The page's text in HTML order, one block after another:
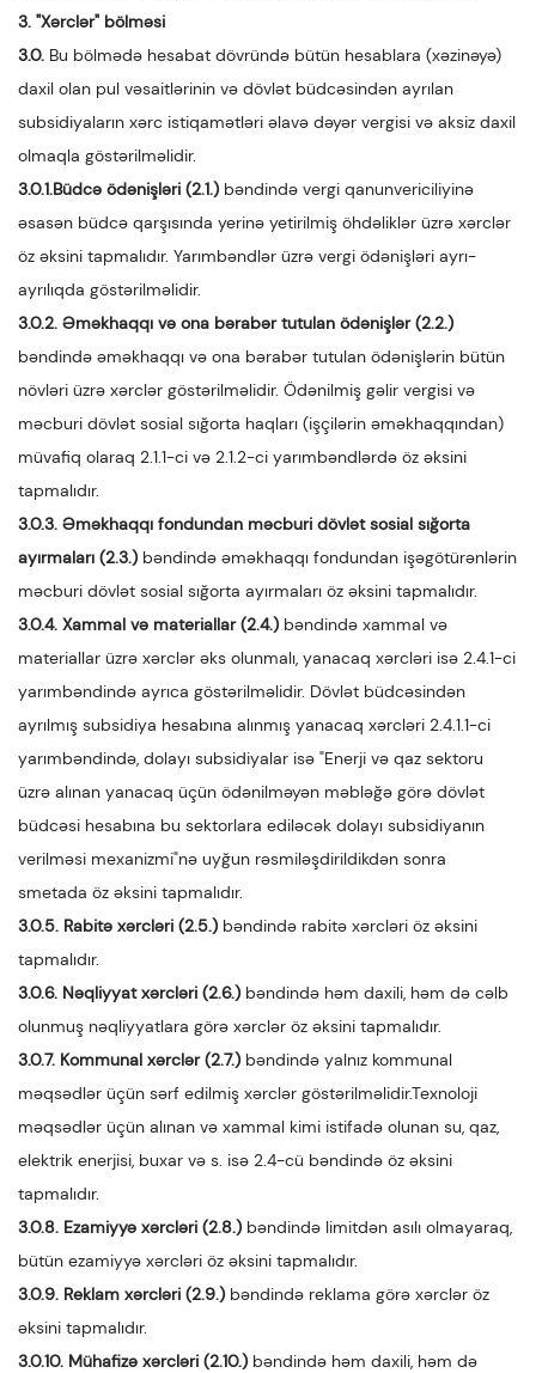
3. "Xərclər" bölməsi
3.0. Bu bölmədə hesabat dövründə bütün hesablara (xəzinəyə)
daxil olan pul vəsaitlərinin və dövlət büdcəsindən ayrılan
subsidiyaların xərc istiqamətləri əlavə dəyər vergisi və aksiz daxil
olmaqla göstərilməlidir.
3.0.1.Büdcə ödənişləri (2.1.) bəndində vergi qanunvericiliyinə
əsasən büdcə qarşısında yerinə yetirilmiş öhdəliklər üzrə xərclər
öz əksini tapmalıdır. Yarımbəndlər üzrə vergi ödənişləri ayrı-
ayrılıqda göstərilməlidir.
3.0.2. Əməkhaqqı və ona bərabər tutulan ödənişlər (2.2.)
bəndində əməkhaqqı və ona bərabər tutulan ödənişlərin bütün
növləri üzrə xərclər göstərilməlidir. Ödənilmiş gəlir vergisi və
məcburi dövlət sosial sığorta haqları (işçilərin əməkhaqqından)
müvafiq olaraq 2.1.1-ci və 2.1.2-ci yarımbəndlərdə öz əksini
tapmalıdır.
3.0.3. Əməkhaqqı fondundan məcburi dövlət sosial sığorta
ayırmaları (2.3.) bəndində əməkhaqqı fondundan işəgötürənlərin
məcburi dövlət sosial sığorta ayırmaları öz əksini tapmalıdır.
3.0.4. Xammal və materiallar (2.4.) bəndində xammal və
materiallar üzrə xərclər əks olunmalı, yanacaq xərcləri isə 2.4.1-ci
yarımbəndində ayrıca göstərilməlidir. Dövlət büdcəsindən
ayrılmış subsidiya hesabına alınmış yanacaq xərcləri 2.4.1.1-ci
yarımbəndində, dolayı subsidiyalar isə "Enerji və qaz sektoru
üzrə alınan yanacaq üçün ödənilməyən məbləğə görə dövlət
büdcəsi hesabına bu sektorlara ediləcək dolayı subsidiyanın
verilməsi mexanizmi"nə uyğun rəsmiləşdirildikdən sonra
smetada öz əksini tapmalıdır.
3.0.5. Rabitə xərcləri (2.5.) bəndində rabitə xərcləri öz əksini
tapmalıdır.
3.0.6. Nəqliyyat xərcləri (2.6.) bəndində həm daxili, həm də cəlb
olunmuş nəqliyyatlara görə xərclər öz əksini tapmalıdır.
3.0.7. Kommunal xərclər (2.7.) bəndində yalnız kommunal
məqsədlər üçün sərf edilmiş xərclər göstərilməlidir.Texnoloji
məqsədlər üçün alınan və xammal kimi istifadə olunan su, qaz,
elektrik enerjisi, buxar və s. isə 2.4-cü bəndində öz əksini
tapmalıdır.
3.0.8. Ezamiyyə xərcləri (2.8.) bəndində limitdən asılı olmayaraq,
bütün ezamiyyə xərcləri öz əksini tapmalıdır.
3.0.9. Reklam xərcləri (2.9.) bəndində reklama görə xərclər öz
əksini tapmalıdır.
3.0.10. Mühafizə xərcləri (2.10.) bəndində həm daxili, həm də